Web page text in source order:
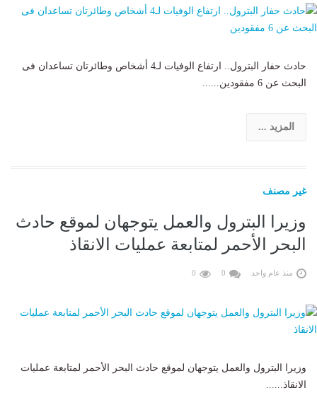
حادث حفار البترول.. ارتفاع الوفيات لـ4 أشخاص وطائرتان تساعدان فى
البحث عن 6 مفقودين......
المزيد ...
غير مصنف
وزيرا البترول والعمل يتوجهان لموقع حادث
البحر الأحمر لمتابعة عمليات الانقاذ
منذ عام واحد 0
0
وزيرا البترول والعمل يتوجهان لموقع حادث البحر الأحمر لمتابعة عمليات
الانقاذ......